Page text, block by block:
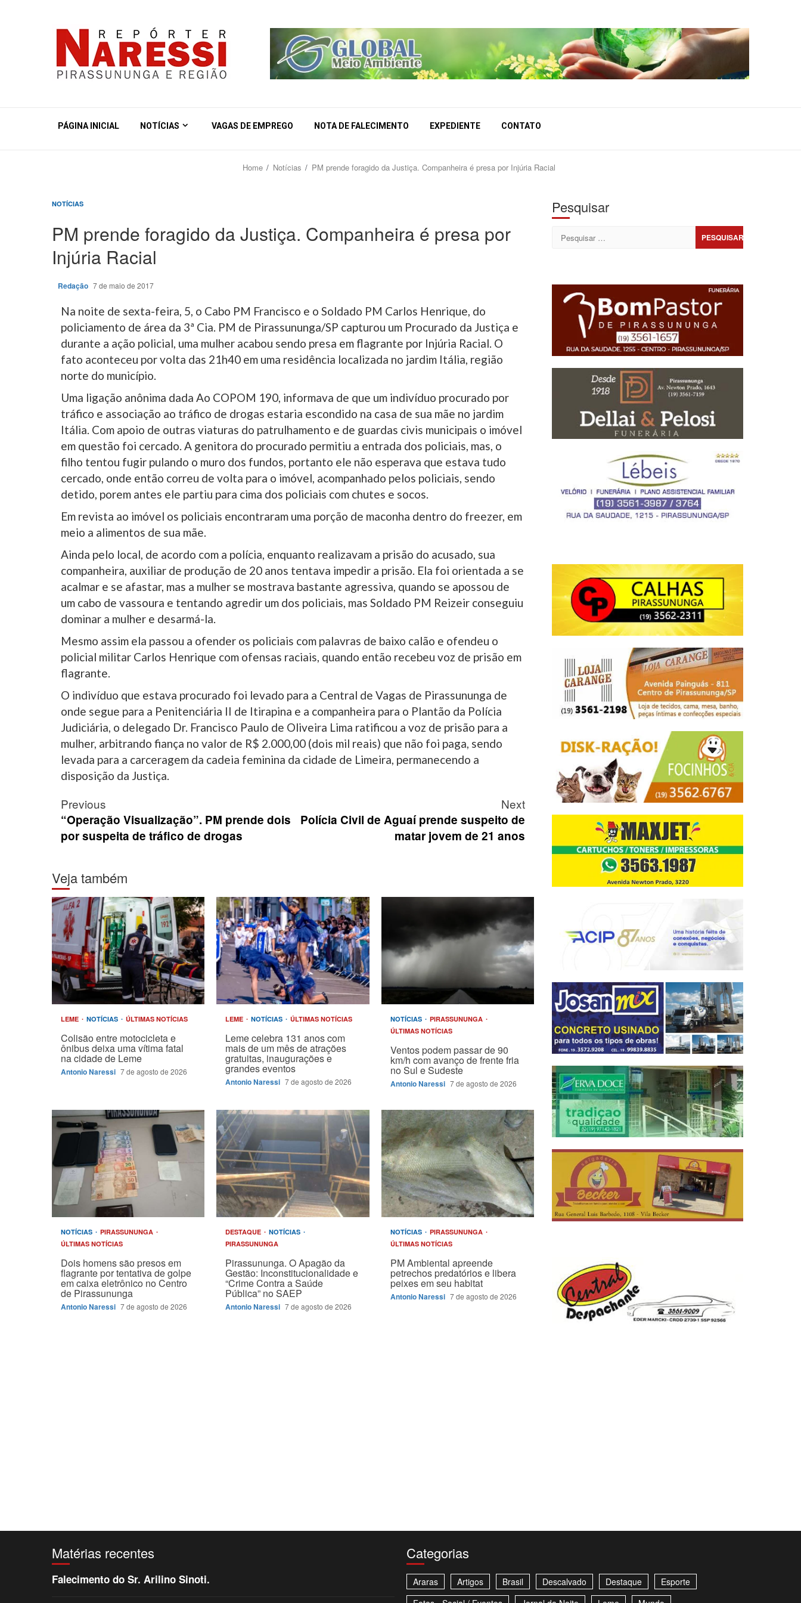
PÁGINA INICIAL NOTÍCIAS VAGAS DE EMPREGO NOTA DE FALECIMENTO EXPEDIENTE CONTATO
Home Notícias PM prende foragido da Justiça. Companheira é presa por Injúria Racial
NOTÍCIAS
PM prende foragido da Justiça. Companheira é presa por
Injúria Racial
Redação 7 de maio de 2017
Na noite de sexta-feira, 5, o Cabo PM Francisco e o Soldado PM Carlos Henrique, do
policiamento de área da 3ª Cia. PM de Pirassununga/SP capturou um Procurado da Justiça e
durante a ação policial, uma mulher acabou sendo presa em flagrante por Injúria Racial. O
fato aconteceu por volta das 21h40 em uma residência localizada no jardim Itália, região
norte do município.
Uma ligação anônima dada Ao COPOM 190, informava de que um indivíduo procurado por
tráfico e associação ao tráfico de drogas estaria escondido na casa de sua mãe no jardim
Itália. Com apoio de outras viaturas do patrulhamento e de guardas civis municipais o imóvel
em questão foi cercado. A genitora do procurado permitiu a entrada dos policiais, mas, o
filho tentou fugir pulando o muro dos fundos, portanto ele não esperava que estava tudo
cercado, onde então correu de volta para o imóvel, acompanhado pelos policiais, sendo
detido, porem antes ele partiu para cima dos policiais com chutes e socos.
Em revista ao imóvel os policiais encontraram uma porção de maconha dentro do freezer, em
meio a alimentos de sua mãe.
Ainda pelo local, de acordo com a polícia, enquanto realizavam a prisão do acusado, sua
companheira, auxiliar de produção de 20 anos tentava impedir a prisão. Ela foi orientada a se
acalmar e se afastar, mas a mulher se mostrava bastante agressiva, quando se apossou de
um cabo de vassoura e tentando agredir um dos policiais, mas Soldado PM Reizeir conseguiu
dominar a mulher e desarmá-la.
Mesmo assim ela passou a ofender os policiais com palavras de baixo calão e ofendeu o
policial militar Carlos Henrique com ofensas raciais, quando então recebeu voz de prisão em
flagrante.
O indivíduo que estava procurado foi levado para a Central de Vagas de Pirassununga de
onde segue para a Penitenciária II de Itirapina e a companheira para o Plantão da Polícia
Judiciária, o delegado Dr. Francisco Paulo de Oliveira Lima ratificou a voz de prisão para a
mulher, arbitrando fiança no valor de R$ 2.000,00 (dois mil reais) que não foi paga, sendo
levada para a carceragem da cadeia feminina da cidade de Limeira, permanecendo a
disposição da Justiça.
Post
navigation
Previous
“Operação Visualização”. PM prende dois
por suspeita de tráfico de drogas
Next
Polícia Civil de Aguaí prende suspeito de
matar jovem de 21 anos
Veja também
LEME NOTÍCIAS ÚLTIMAS NOTÍCIAS
Colisão entre motocicleta e
ônibus deixa uma vítima fatal
na cidade de Leme
Antonio Naressi 7 de agosto de 2026
LEME NOTÍCIAS ÚLTIMAS NOTÍCIAS
Leme celebra 131 anos com
mais de um mês de atrações
gratuitas, inaugurações e
grandes eventos
Antonio Naressi 7 de agosto de 2026
NOTÍCIAS
PIRASSUNUNGA
ÚLTIMAS NOTÍCIAS
Ventos podem passar de 90
km/h com avanço de frente fria
no Sul e Sudeste
Antonio Naressi 7 de agosto de 2026
NOTÍCIAS
PIRASSUNUNGA
ÚLTIMAS NOTÍCIAS
Dois homens são presos em
flagrante por tentativa de golpe
em caixa eletrônico no Centro
de Pirassununga
Antonio Naressi 7 de agosto de 2026
DESTAQUE
NOTÍCIAS
PIRASSUNUNGA
Pirassununga. O Apagão da
Gestão: Inconstitucionalidade e
“Crime Contra a Saúde
Pública” no SAEP
Antonio Naressi 7 de agosto de 2026
NOTÍCIAS
PIRASSUNUNGA
ÚLTIMAS NOTÍCIAS
PM Ambiental apreende
petrechos predatórios e libera
peixes em seu habitat
Antonio Naressi 7 de agosto de 2026
Pesquisar
Pesquisar
Matérias recentes
Falecimento do Sr. Arilino Sinoti.
Categorias
Araras Artigos Brasil Descalvado Destaque
Esporte